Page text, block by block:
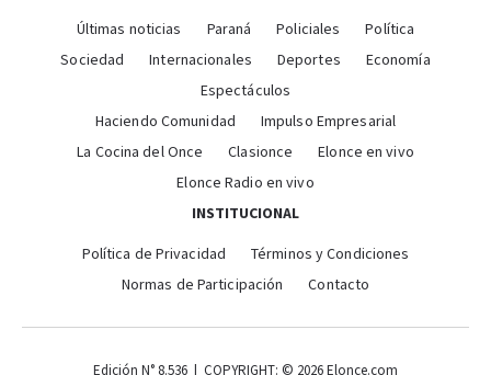
Últimas noticias Paraná Policiales
Política
Sociedad
Internacionales Deportes
Economía
Espectáculos
Haciendo Comunidad
Impulso Empresarial
La Cocina del Once
Clasionce
Elonce en vivo
Elonce Radio en vivo
INSTITUCIONAL
Política de Privacidad
Términos y Condiciones
Normas de Participación
Contacto
Edición N° 8.536 | COPYRIGHT: © 2026 Elonce.com